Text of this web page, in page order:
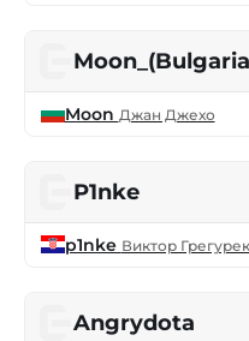
Moon Джан Джехо
P1nke
p1nke Виктор Грегурек
Angrydota